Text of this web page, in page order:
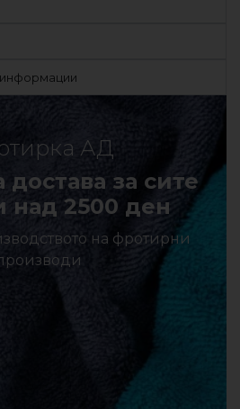
АД
достава за сите
над 2500 ден
на фротирни